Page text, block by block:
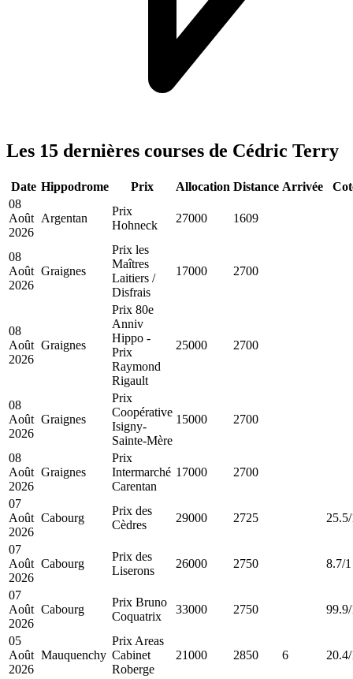
Les 15 dernières courses de Cédric Terry
Date Hippodrome Prix Allocation Distance Arrivée
08
Août
2026
Argentan
Prix
Hohneck
27000 1609
08
Août
2026
Graignes
Prix les
Maîtres
Laitiers /
Disfrais
17000 2700
08
Août
2026
Graignes
Prix 80e
Anniv
Hippo -
Prix
Raymond
Rigault
25000 2700
08
Août
2026
Graignes
Prix
Coopérative
Isigny-
Sainte-Mère
15000 2700
08
Août
2026
Graignes
Prix
Intermarché
Carentan
17000 2700
07
Août
2026
Cabourg
Prix des
Cèdres
29000 2725
07
Août
2026
Cabourg
Prix des
Liserons
26000 2750 8.7/1
07
Août
2026
Cabourg
Prix Bruno
Coquatrix
33000 2750
05
Août
2026
Mauquenchy
Prix Areas
Cabinet
Roberge
21000 2850 6